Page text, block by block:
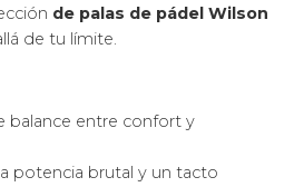
de palas de pádel Wilson
de tu límite.
balance entre confort y
potencia brutal y un tacto